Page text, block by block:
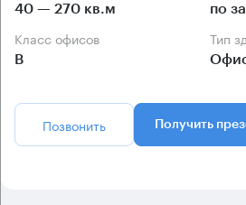
40 — 270 кв.м по
Класс офисов
B
Тип
Позвонить Получить